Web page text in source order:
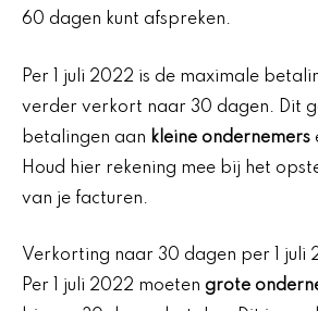
60 dagen kunt afspreken.
Per 1 juli 2022 is de maximale
verder verkort naar 30 dagen. Dit
betalingen aan kleine ondernemers
Houd hier rekening mee bij het
van je facturen.
Verkorting naar 30 dagen per 1 juli
Per 1 juli 2022 moeten grote